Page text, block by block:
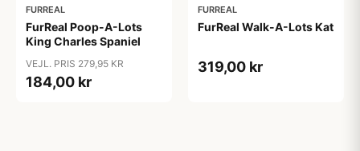
FURREAL
FurReal Poop-A-Lots
King Charles Spaniel
VEJL. PRIS 279,95 KR
184,00 kr
FURREAL
FurReal Walk-A-Lots Kat
319,00 kr